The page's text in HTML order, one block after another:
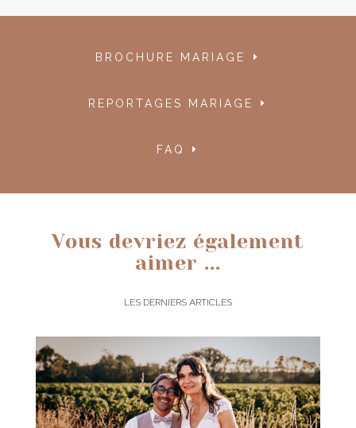
BROCHURE MARIAGE
REPORTAGES MARIAGE
FAQ
Vous devriez également
aimer ...
LES DERNIERS ARTICLES